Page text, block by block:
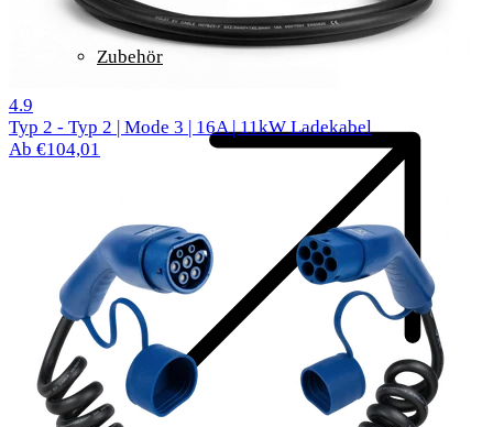
Zubehör
4.9
Typ 2 - Typ 2 | Mode 3 | 16A | 11kW Ladekabel
Ab €104,01